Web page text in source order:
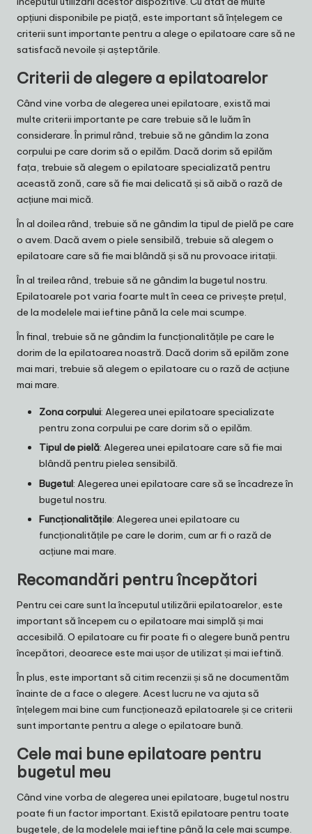
opțiuni disponibile pe piață, este important să înțelegem ce
criterii sunt importante pentru a alege o epilatoare care să ne
satisfacă nevoile și așteptările.
Criterii de alegere a epilatoarelor
Când vine vorba de alegerea unei epilatoare, există mai
multe criterii importante pe care trebuie să le luăm în
considerare. În primul rând, trebuie să ne gândim la zona
corpului pe care dorim să o epilăm. Dacă dorim să epilăm
fața, trebuie să alegem o epilatoare specializată pentru
această zonă, care să fie mai delicată și să aibă o rază de
acțiune mai mică.
În al doilea rând, trebuie să ne gândim la tipul de pielă pe care
o avem. Dacă avem o piele sensibilă, trebuie să alegem o
epilatoare care să fie mai blândă și să nu provoace iritații.
În al treilea rând, trebuie să ne gândim la bugetul nostru.
Epilatoarele pot varia foarte mult în ceea ce privește prețul,
de la modelele mai ieftine până la cele mai scumpe.
În final, trebuie să ne gândim la funcționalitățile pe care le
dorim de la epilatoarea noastră. Dacă dorim să epilăm zone
mai mari, trebuie să alegem o epilatoare cu o rază de acțiune
mai mare.
Zona corpului: Alegerea unei epilatoare specializate
pentru zona corpului pe care dorim să o epilăm.
Tipul de pielă: Alegerea unei epilatoare care să fie mai
blândă pentru pielea sensibilă.
Bugetul: Alegerea unei epilatoare care să se încadreze în
bugetul nostru.
Funcționalitățile: Alegerea unei epilatoare cu
funcționalitățile pe care le dorim, cum ar fi o rază de
acțiune mai mare.
Recomandări pentru începători
Pentru cei care sunt la începutul utilizării epilatoarelor, este
important să începem cu o epilatoare mai simplă și mai
accesibilă. O epilatoare cu fir poate fi o alegere bună pentru
începători, deoarece este mai ușor de utilizat și mai ieftină.
În plus, este important să citim recenzii și să ne documentăm
înainte de a face o alegere. Acest lucru ne va ajuta să
înțelegem mai bine cum funcționează epilatoarele și ce criterii
sunt importante pentru a alege o epilatoare bună.
Cele mai bune epilatoare pentru
bugetul meu
Când vine vorba de alegerea unei epilatoare, bugetul nostru
poate fi un factor important. Există epilatoare pentru toate
bugetele, de la modelele mai ieftine până la cele mai scumpe.